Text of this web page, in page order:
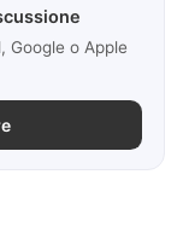
Google o Apple